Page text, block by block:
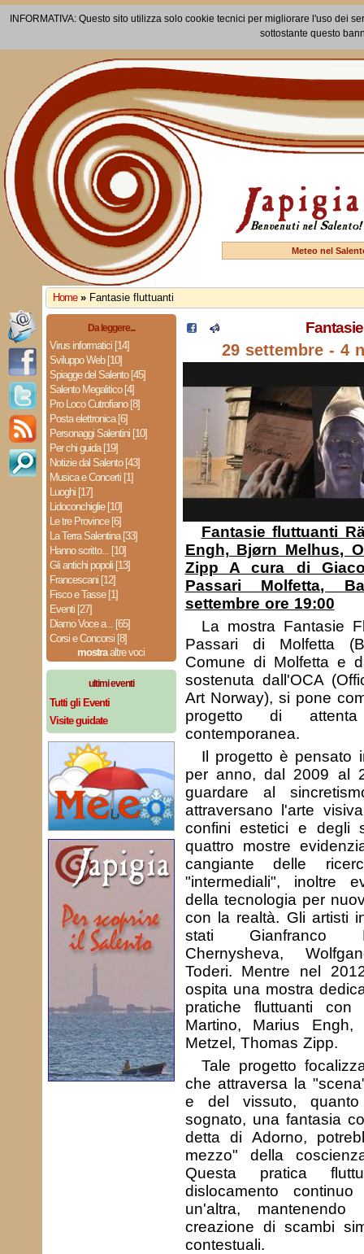
INFORMATIVA: Questo sito utilizza solo cookie tecnici per migliorare l'uso dei
sottostante questo
Meteo nel
Home » Fantasie fluttuanti
Da leggere...
Virus informatici [14]
Sviluppo Web [10]
Spiagge del Salento [45]
Salento Megalitico [4]
Pro Loco Cutrofiano [8]
Posta elettronica [6]
Personaggi Salentini [10]
Per chi guida [19]
Notizie dal Salento [43]
Musica e Concerti [1]
Luoghi [17]
Lidoconchiglie [10]
Le tre Province [6]
La Terra Salentina [33]
Hanno scritto... [10]
Gli antichi popoli [13]
Francescani [12]
Fisco e Tasse [1]
Eventi [27]
Diamo Voce a... [65]
Corsi e Concorsi [8]
mostraaltre voci
ultimi eventi
Tutti gli Eventi
Visite guidate
29 settembre - 4
Fantasie fluttuanti
Engh, Bjørn Melhus,
Zipp A cura di
Passari Molfetta,
settembre ore 19:00
La mostra Fantasie
Passari di Molfetta
Comune di Molfetta e
sostenuta dall'OCA
Art Norway), si pone
progetto di
contemporanea.
Il progetto è pensato
per anno, dal 2009 al
guardare al
attraversano l'arte
confini estetici e degli
quattro mostre
cangiante delle
"intermediali", inoltre
della tecnologia per
con la realtà. Gli artisti
stati Gianfranco
Chernysheva,
Toderi. Mentre nel
ospita una mostra
pratiche fluttuanti
Martino, Marius
Metzel, Thomas Zipp.
Tale progetto
che attraversa la
e del vissuto,
sognato, una fantasia
detta di Adorno,
mezzo" della
Questa pratica
dislocamento
un'altra,
creazione di scambi
contestuali.